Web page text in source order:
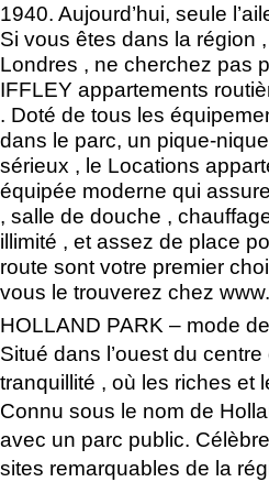
1940. Aujourd’hui, seule
Si vous êtes dans la région
Londres , ne cherchez pas
IFFLEY appartements
. Doté de tous les
dans le parc, un pique-
sérieux , le Locations
équipée moderne qui
, salle de douche ,
illimité , et assez de place
route sont votre premier
vous le trouverez chez
HOLLAND PARK – mode
Situé dans l’ouest du
tranquillité , où les riches et
Connu sous le nom de
avec un parc public.
sites remarquables de la